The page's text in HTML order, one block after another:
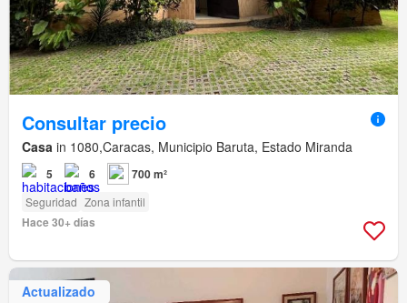
Consultar precio
Casa in 1080,Caracas, Municipio Baruta, Estado Miranda
5 6 700 m²
Seguridad Zona infantil
Hace 30+ días
Actualizado